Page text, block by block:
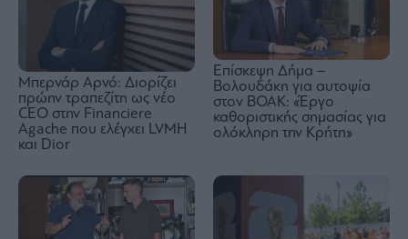
Μπερνάρ Αρνό: Διορίζει
πρώην τραπεζίτη ως νέο
CEO στην Financiere
Agache που ελέγχει LVMH
και Dior
Επίσκεψη Δήμα –
Βολουδάκη για αυτοψία
στον ΒΟΑΚ: «Έργο
καθοριστικής σημασίας για
ολόκληρη την Κρήτη»